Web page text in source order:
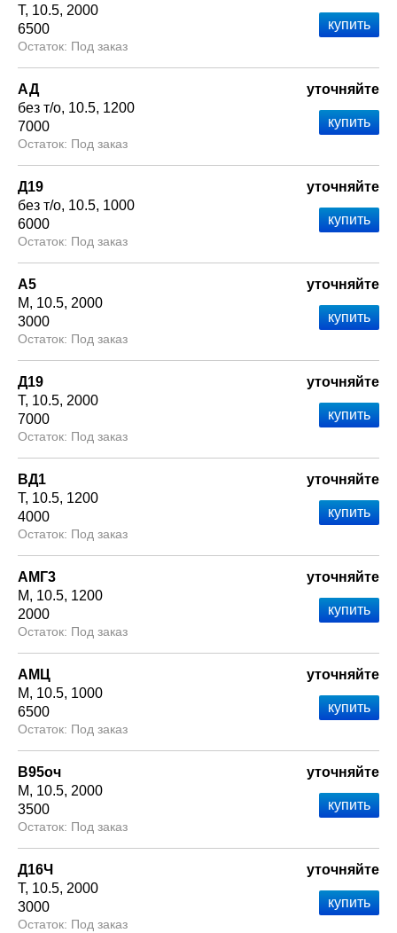
Т 10.5 2000
6500
Под заказ
АД
без т/о 10.5 1200
7000
Под заказ
уточняйте
Д19
без т/о 10.5 1000
6000
Под заказ
уточняйте
А5
М
10.5 2000
3000
Под заказ
уточняйте
Д19
Т 10.5 2000
7000
Под заказ
уточняйте
ВД1
Т 10.5 1200
4000
Под заказ
уточняйте
АМГ3
М
10.5 1200
2000
Под заказ
уточняйте
АМЦ
М
10.5 1000
6500
Под заказ
уточняйте
В95оч
М
10.5 2000
3500
Под заказ
уточняйте
Д16Ч
Т 10.5 2000
3000
Под заказ
уточняйте